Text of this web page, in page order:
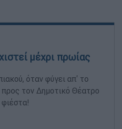
μέχρι πρωίας
όταν φύγει απ' το
τον Δημοτικό Θέατρο
φιέστα!